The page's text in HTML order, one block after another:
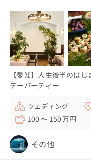
【愛知】人生後半のは
デーパーティー
ウェディング
100 〜 150 万円
その他